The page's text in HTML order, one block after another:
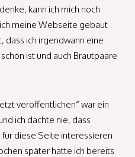
kann ich mich noch
meine Webseite gebaut
dass ich irgendwann eine
ist und auch Brautpaare
veröffentlichen“ war ein
ich dachte nie, dass
diese Seite interessieren
später hatte ich bereits